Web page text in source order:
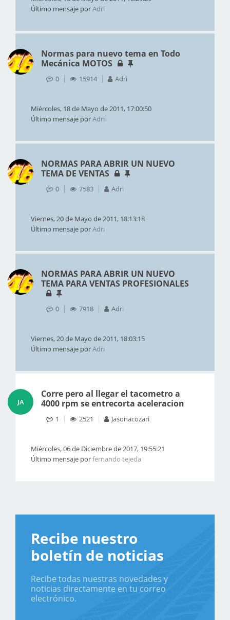
Último mensaje porAdri
Normas para nuevo tema en Todo
Mecánica MOTOS
0 15914 Adri
Miércoles, 18 de Mayo de 2011, 17:00:50
Último mensaje porAdri
NORMAS PARA ABRIR UN NUEVO
TEMA DE VENTAS
0 7583 Adri
Viernes, 20 de Mayo de 2011, 18:13:18
Último mensaje porAdri
NORMAS PARA ABRIR UN NUEVO
TEMA PARA VENTAS PROFESIONALES
0 7918 Adri
Viernes, 20 de Mayo de 2011, 18:03:15
Último mensaje porAdri
JA
Corre pero al llegar el tacometro a
4000 rpm se entrecorta aceleracion
1 2521 Jasonacozari
Miércoles, 06 de Diciembre de 2017, 19:55:21
Último mensaje porfernando tejeda
Recibe nuestro
boletín de noticias
Recibe todas nuestras novedades y
noticias directamente en tu correo
electrónico.